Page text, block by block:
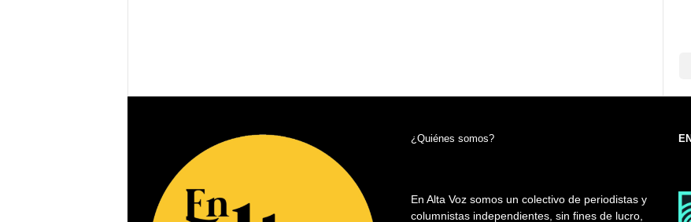
¿Quiénes somos?
En Alta Voz somos un colectivo de periodistas y
columnistas independientes, sin fines de lucro,